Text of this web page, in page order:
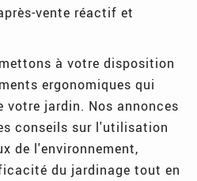
vente réactif et
à votre disposition
ergonomiques qui
jardin. Nos annonces
conseils sur l'utilisation
de l'environnement,
du jardinage tout en